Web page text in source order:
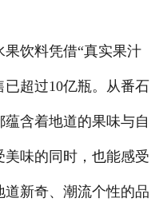
饮料凭借“真实果汁
超过10亿瓶。从番石
含着地道的果味与自
味的同时，也能感受
新奇、潮流个性的品